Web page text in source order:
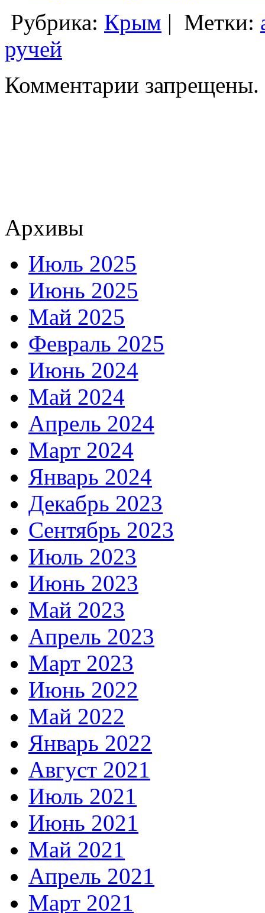
Рубрика: Крым | Метки:
ручей
Комментарии запрещены.
Архивы
Июль 2025
Июнь 2025
Май 2025
Февраль 2025
Июнь 2024
Май 2024
Апрель 2024
Март 2024
Январь 2024
Декабрь 2023
Сентябрь 2023
Июль 2023
Июнь 2023
Май 2023
Апрель 2023
Март 2023
Июнь 2022
Май 2022
Январь 2022
Август 2021
Июль 2021
Июнь 2021
Май 2021
Апрель 2021
Март 2021